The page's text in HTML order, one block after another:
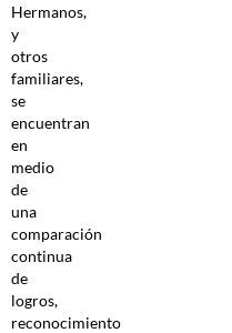
Hermanos,
y
otros
familiares,
se
encuentran
en
medio
de
una
comparación
continua
de
logros,
reconocimiento